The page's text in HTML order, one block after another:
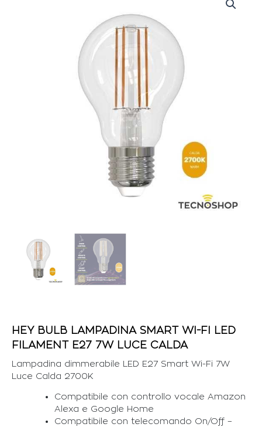
HEY BULB LAMPADINA SMART WI-FI LED
FILAMENT E27 7W LUCE CALDA
Lampadina dimmerabile LED E27 Smart Wi-Fi 7W
Luce Calda 2700K
Compatibile con controllo vocale Amazon
Alexa e Google Home
Compatibile con telecomando On/Off –